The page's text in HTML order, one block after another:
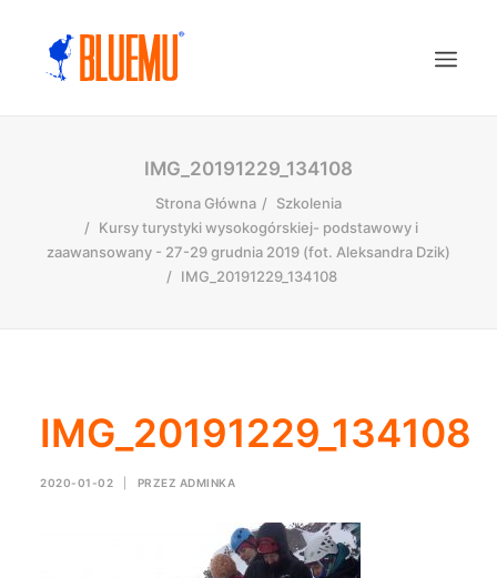
IMG_20191229_134108
Strona Główna
Szkolenia
Kursy turystyki wysokogórskiej- podstawowy i
zaawansowany - 27-29 grudnia 2019 (fot. Aleksandra Dzik)
IMG_20191229_134108
IMG_20191229_134108
2020-01-02 PRZEZ ADMINKA